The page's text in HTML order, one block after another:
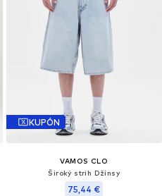
KUPÓN
VAMOS CLO
Široký strih Džínsy
75,44 €